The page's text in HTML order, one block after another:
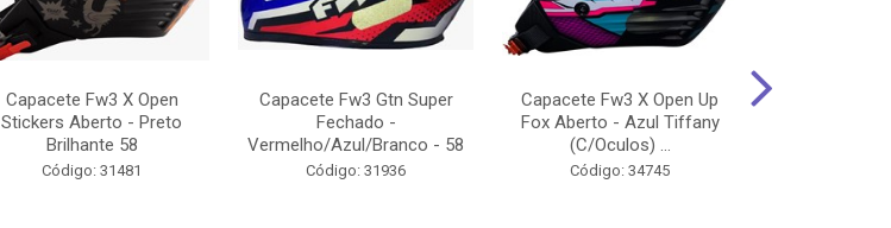
Capacete Fw3 X Open
Stickers Aberto - Preto
Brilhante 58
Código: 31481
Capacete Fw3 Gtn Super
Fechado -
Vermelho/Azul/Branco - 58
Código: 31936
Capacete Fw3 X Open Up
Fox Aberto - Azul Tiffany
(C/Oculos) ...
Código: 34745